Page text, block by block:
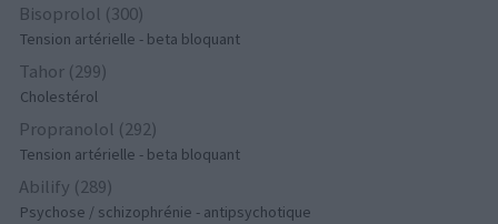
Bisoprolol (300)
Tension artérielle - beta bloquant
Tahor (299)
Cholestérol
Propranolol (292)
Tension artérielle - beta bloquant
Abilify (289)
Psychose / schizophrénie - antipsychotique